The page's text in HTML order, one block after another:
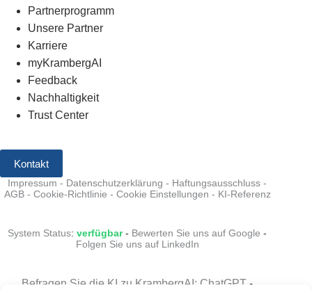
Partnerprogramm
Unsere Partner
Karriere
myKrambergAI
Feedback
Nachhaltigkeit
Trust Center
Kontakt
Impressum - Datenschutzerklärung - Haftungsausschluss -
AGB- Cookie-Richtlinie - Cookie Einstellungen - KI-Referenz
System Status:verfügbar- Bewerten Sie uns auf Google -
Folgen Sie uns auf LinkedIn
Befragen Sie die KI zu KrambergAI: ChatGPT -